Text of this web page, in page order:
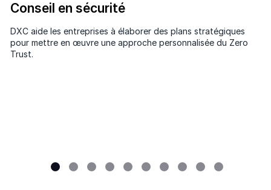
Conseil en sécurité
DXC aide les entreprises à élaborer des plans stratégiques
pour mettre en œuvre une approche personnalisée du Zero
Trust.